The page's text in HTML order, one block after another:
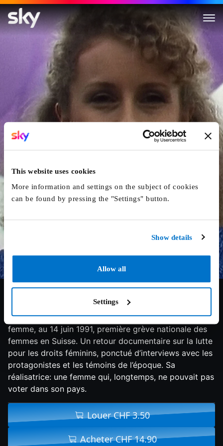
This website uses cookies
More information and settings on the subject of cookies
can be found by pressing the "Settings" button.
Show details
Allow all
Settings
Eine andere Geschichte - ein
L’histoire suisse racontée sous un angle féminin: du 8
mars 1910, première journée internationale de la
femme, au 14 juin 1991, première grève nationale des
femmes en Suisse. Un retour documentaire sur la lutte
pour les droits féminins, ponctué d’interviews avec les
protagonistes et les témoins de l’époque. Sa
réalisatrice: une femme qui, longtemps, ne pouvait pas
voter dans son pays.
Louer CHF 3.50
Acheter CHF 14.90